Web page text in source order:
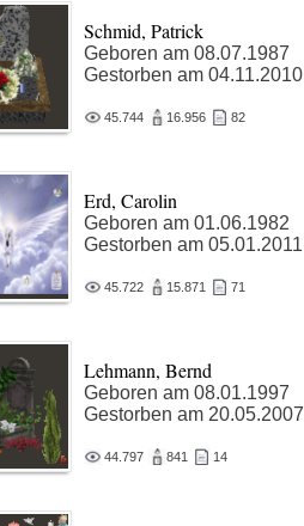
Schmid, Patrick
Geboren am 08.07.1987
Gestorben am 04.11.2010
45.744 16.956 82
Erd, Carolin
Geboren am 01.06.1982
Gestorben am 05.01.2011
45.722 15.871 71
Lehmann, Bernd
Geboren am 08.01.1997
Gestorben am 20.05.2007
44.797 841 14